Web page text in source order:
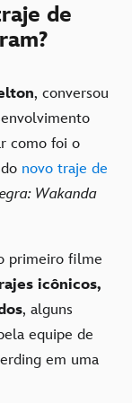
de
, conversou
como foi o
novo traje de
Wakanda
primeiro filme
icônicos,
, alguns
equipe de
em uma